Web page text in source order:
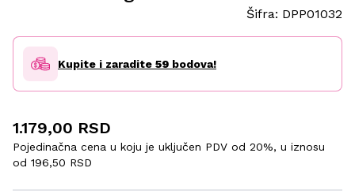
Šifra: DPP01032
Kupite i zaradite 59 bodova!
1.179,00 RSD
Pojedinačna cena u koju je uključen PDV od 20%, u iznosu
od 196,50 RSD